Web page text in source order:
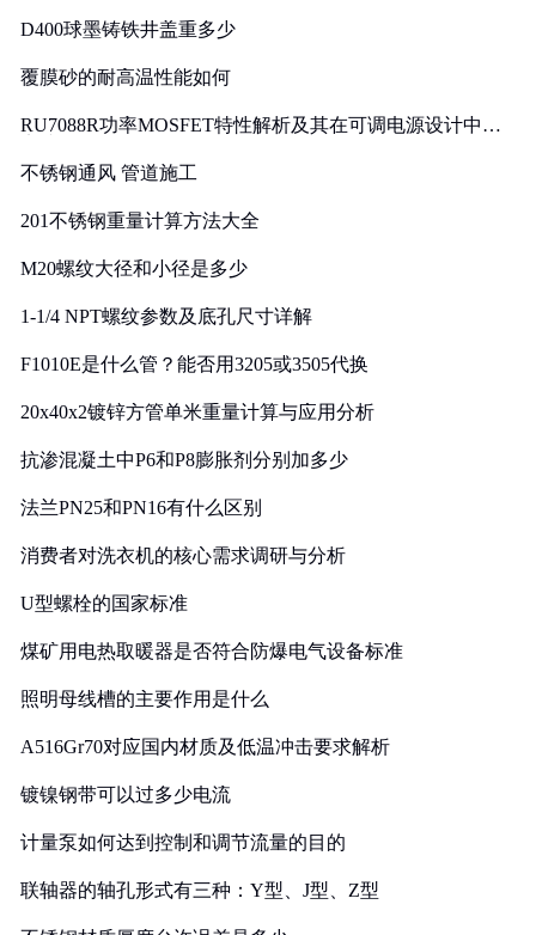
D400球墨铸铁井盖重多少
覆膜砂的耐高温性能如何
RU7088R功率MOSFET特性解析及其在可调电源设计中的
不锈钢通风 管道施工
201不锈钢重量计算方法大全
M20螺纹大径和小径是多少
1-1/4 NPT螺纹参数及底孔尺寸详解
F1010E是什么管？能否用3205或3505代换
20x40x2镀锌方管单米重量计算与应用分析
抗渗混凝土中P6和P8膨胀剂分别加多少
法兰PN25和PN16有什么区别
消费者对洗衣机的核心需求调研与分析
U型螺栓的国家标准
煤矿用电热取暖器是否符合防爆电气设备标准
照明母线槽的主要作用是什么
A516Gr70对应国内材质及低温冲击要求解析
镀镍钢带可以过多少电流
计量泵如何达到控制和调节流量的目的
联轴器的轴孔形式有三种：Y型、J型、Z型